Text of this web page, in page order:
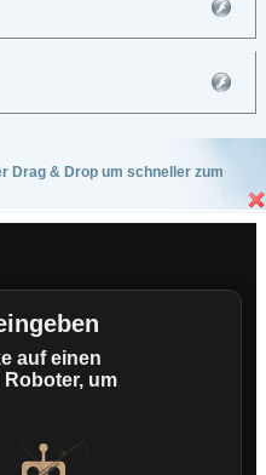
Drag & Drop um schneller zum